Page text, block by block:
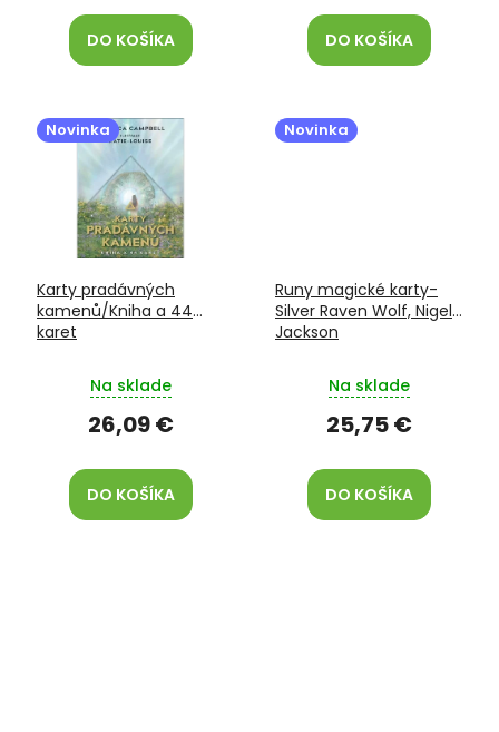
DO KOŠÍKA DO KOŠÍKA
Novinka
Karty pradávných
kamenů/Kniha a 44
karet
Na sklade
26,09 €
DO KOŠÍKA
Novinka
Runy magické karty-
Silver Raven Wolf, Nigel
Jackson
Na sklade
25,75 €
DO KOŠÍKA